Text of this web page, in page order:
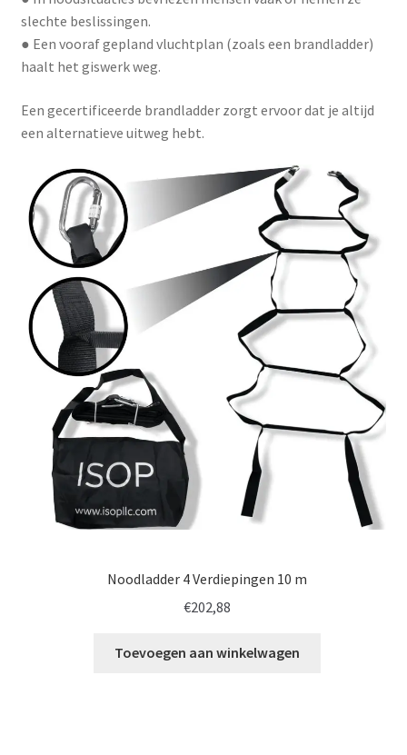
slechte beslissingen.
● Een vooraf gepland vluchtplan (zoals een brandladder)
haalt het giswerk weg.
Een gecertificeerde brandladder zorgt ervoor dat je altijd
een alternatieve uitweg hebt.
Noodladder 4 Verdiepingen 10 m
€202,88
Toevoegen aan winkelwagen